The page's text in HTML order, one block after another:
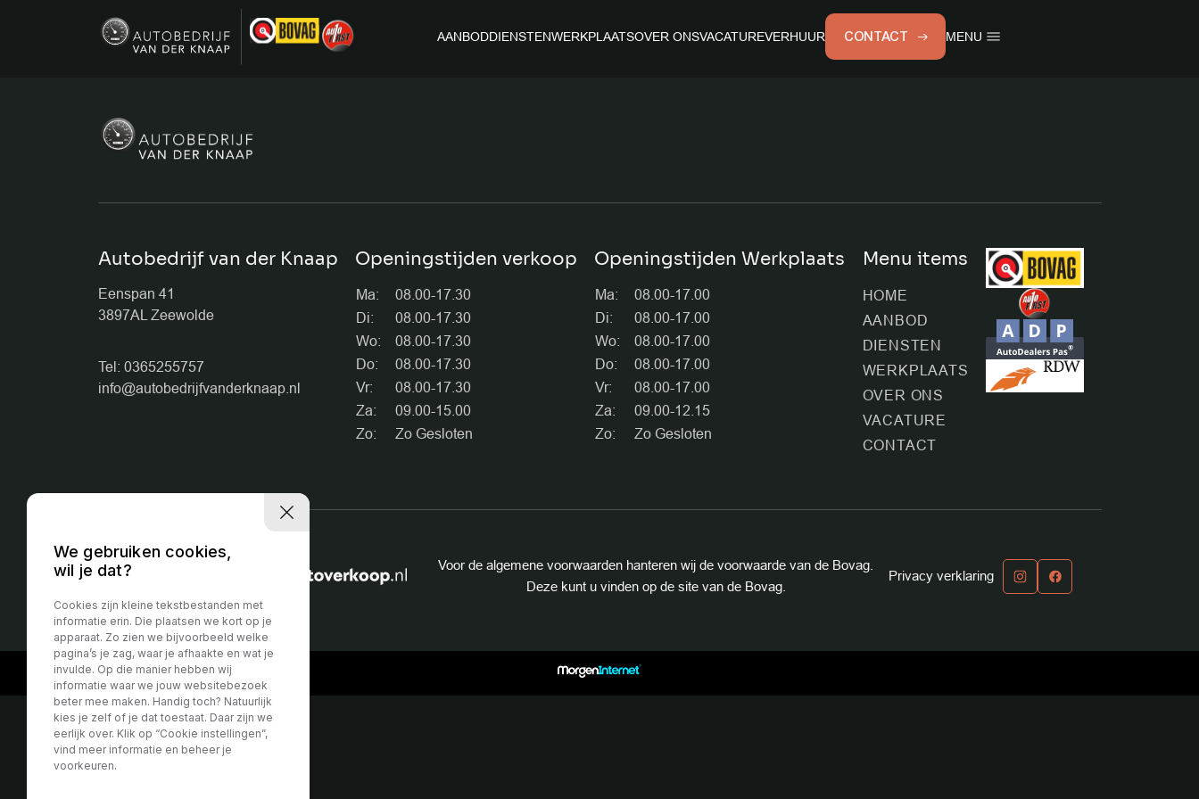
AANBODDIENSTENWERKPLAATSOVER ONSVACATUREVERHUUR CONTACT MENU
Autobedrijf van der Knaap
Eenspan 41
3897AL Zeewolde
Tel: 0365255757
info@autobedrijfvanderknaap.nl
Openingstijden verkoop
Ma:
08.00-17.30
Di:
08.00-17.30
Wo:
08.00-17.30
Do:
08.00-17.30
Vr:
08.00-17.30
Za:
09.00-15.00
Zo:
Zo Gesloten
Openingstijden Werkplaats
Ma:
08.00-17.00
Di:
08.00-17.00
Wo:
08.00-17.00
Do:
08.00-17.00
Vr:
08.00-17.00
Za:
09.00-12.15
Zo:
Zo Gesloten
Menu items
HOME
AANBOD
DIENSTEN
WERKPLAATS
OVER ONS
VACATURE
CONTACT
Partner van:
Voor de algemene voorwaarden hanteren wij de voorwaarde van de Bovag.
Deze kunt u vinden op de site van de Bovag.
Privacy verklaring
We gebruiken cookies,
wil je dat?
Cookies zijn kleine tekstbestanden met
informatie erin. Die plaatsen we kort op je
apparaat. Zo zien we bijvoorbeeld welke
pagina’s je zag, waar je afhaakte en wat je
invulde. Op die manier hebben wij
informatie waar we jouw websitebezoek
beter mee maken. Handig toch? Natuurlijk
kies je zelf of je dat toestaat. Daar zijn we
eerlijk over. Klik op “Cookie instellingen”,
vind meer informatie en beheer je
voorkeuren.